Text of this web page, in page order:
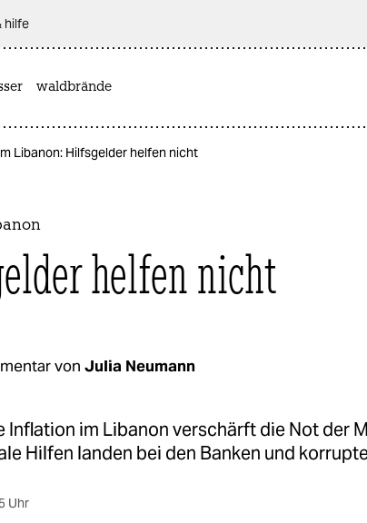
hilfe
waldbrände
Libanon: Hilfsgelder helfen nicht
helfen nicht
von Julia Neumann
Inflation im Libanon verschärft die Not der
Hilfen landen bei den Banken und
Uhr